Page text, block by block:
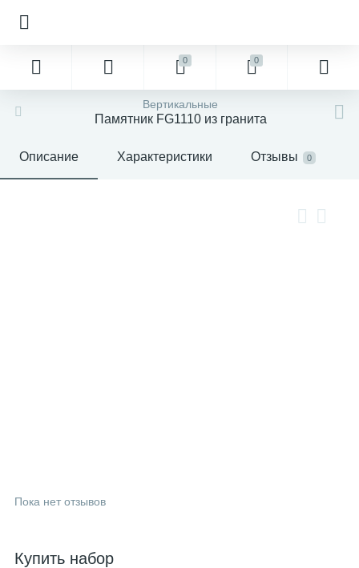
0 0
Вертикальные
Памятник FG1110 из гранита
Описание Характеристики Отзывы 0
Пока нет отзывов
Купить набор